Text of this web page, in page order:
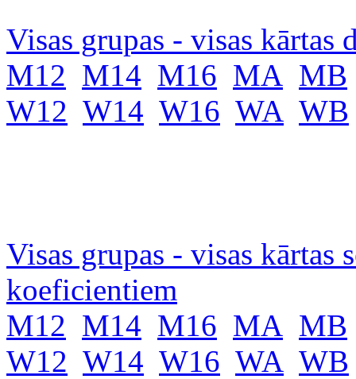
Visas grupas - visas kārtas
M12 M14 M16 MA MB
W12 W14 W16 WA WB
Visas grupas - visas kārtas
koeficientiem
M12 M14 M16 MA MB
W12 W14 W16 WA WB